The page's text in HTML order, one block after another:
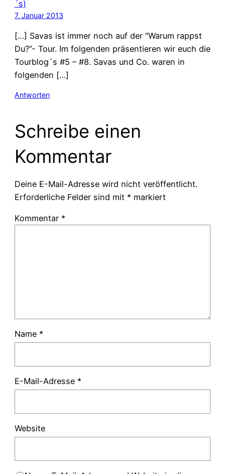
´s)
7. Januar 2013
[…] Savas ist immer noch auf der “Warum rappst
Du?”- Tour. Im folgenden präsentieren wir euch die
Tourblog´s #5 – #8. Savas und Co. waren in
folgenden […]
Antworten
Schreibe einen
Kommentar
Deine E-Mail-Adresse wird nicht veröffentlicht.
Erforderliche Felder sind mit * markiert
Kommentar *
Name *
E-Mail-Adresse *
Website